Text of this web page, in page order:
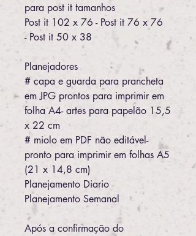
para post it tamanhos
Post it 102 x 76 - Post it 76 x 76
- Post it 50 x 38
Planejadores
# capa e guarda para prancheta
em JPG prontos para imprimir em
folha A4- artes para papelão 15,5
x 22 cm
# miolo em PDF não editável-
pronto para imprimir em folhas A5
(21 x 14,8 cm)
Planejamento Diario
Planejamento Semanal
Após a confirmação do